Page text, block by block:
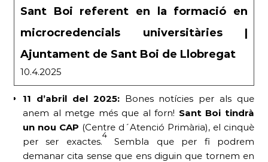
Sant Boi referent en la formació en
microcredencials universitàries |
Ajuntament de Sant Boi de Llobregat
10.4.2025
11 d’abril del 2025:Bones notícies per als que
anem al metge més que al forn! Sant Boi tindrà
un nou CAP (Centre d´Atenció Primària), el cinquè
per ser exactes.
4
Sembla que per fi podrem
demanar cita sense que ens diguin que tornem en